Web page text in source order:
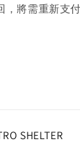
，將需重新支
SHELTER